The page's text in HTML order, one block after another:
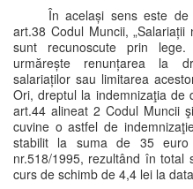
În același sens este de
art.38 Codul Muncii,
sunt recunoscute prin
urmărește renunțarea la
salariaților sau limitarea
Ori, dreptul la indemnizaţia de
art.44 alineat 2 Codul Muncii
cuvine o astfel de
stabilit la suma de 35
nr.518/1995, rezultând în
curs de schimb de 4,4 lei la